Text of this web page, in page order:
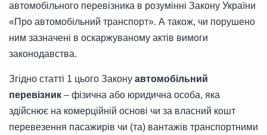
автомобільного перевізника в розумінні Закону України
«Про автомобільний транспорт». А також, чи порушено
ним зазначені в оскаржуваному актів вимоги
законодавства.
Згідно статті 1 цього Закону автомобільний
перевізник – фізична або юридична особа, яка
здійснює на комерційній основі чи за власний кошт
перевезення пасажирів чи (та) вантажів транспортними